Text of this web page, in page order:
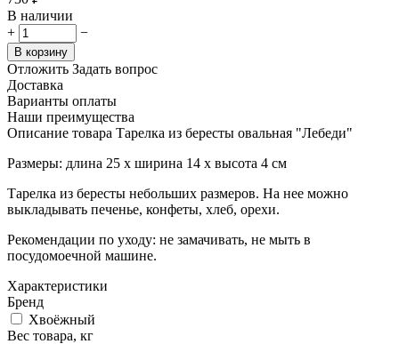
В наличии
+
−
В корзину
Отложить Задать вопрос
Доставка
Варианты оплаты
Наши преимущества
Описание товара Тарелка из бересты овальная "Лебеди"
Размеры: длина 25 х ширина 14 х высота 4 см
Тарелка из бересты небольших размеров. На нее можно
выкладывать печенье, конфеты, хлеб, орехи.
Рекомендации по уходу: не замачивать, не мыть в
посудомоечной машине.
Характеристики
Бренд
Хвоёжный
Вес товара, кг